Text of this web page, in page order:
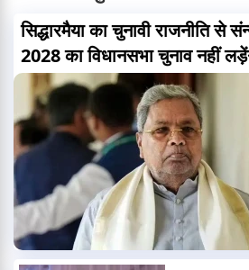
सिद्धारमैया का चुनावी राजनीति से
2028 का विधानसभा चुनाव नहीं